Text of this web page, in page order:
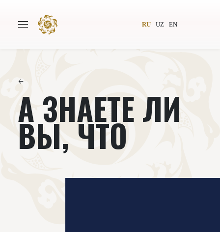
RU UZ EN
Авторы Всемирное общество
Издательство
←
А ЗНАЕТЕ ЛИ
ВЫ, ЧТО